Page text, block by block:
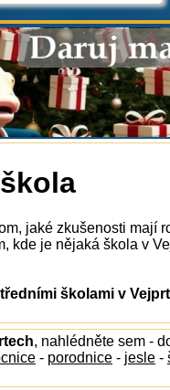
jaké zkušenosti mají
kde je nějaká škola v
školami v
, nahlédněte sem -
- porodnice - jesle -